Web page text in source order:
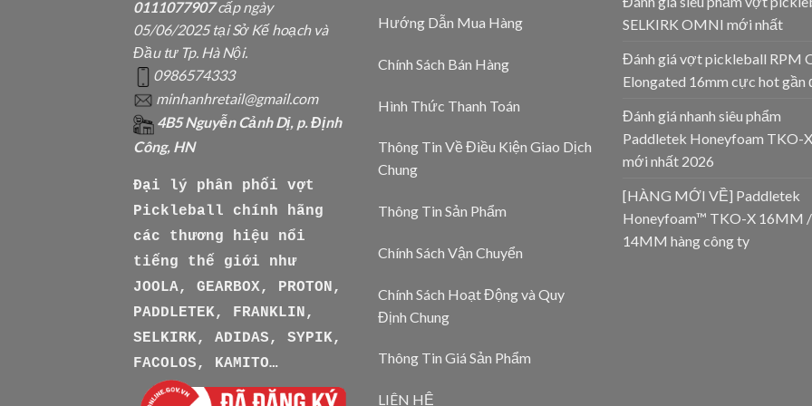
0111077907cấp ngày
05/06/2025 tại Sở Kế hoạch và
Đầu tư Tp. Hà Nội.
0986574333
minhanhretail@gmail.com
4B5 Nguyễn Cảnh Dị, p. Định
Công, HN
Đại lý phân phối vợt
Pickleball chính hãng
các thương hiệu nổi
tiếng thế giới như
JOOLA, GEARBOX, PROTON,
PADDLETEK, FRANKLIN,
SELKIRK, ADIDAS, SYPIK,
FACOLOS, KAMITO…
Hướng Dẫn Mua Hàng
Chính Sách Bán Hàng
Hình Thức Thanh Toán
Thông Tin Về Điều Kiện Giao Dịch
Chung
Thông Tin Sản Phẩm
Chính Sách Vận Chuyển
Chính Sách Hoạt Động và Quy
Định Chung
Thông Tin Giá Sản Phẩm
LIÊN HỆ
SELKIRK OMNI mới nhất
Đánh giá vợt pickleball RPM
Elongated 16mm cực hot gần
Đánh giá nhanh siêu phẩm
Paddletek Honeyfoam TKO-X
mới nhất 2026
[HÀNG MỚI VỀ] Paddletek
Honeyfoam™ TKO-X 16MM /
14MM hàng công ty